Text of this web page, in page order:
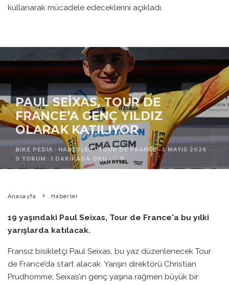
kullanarak mücadele edeceklerini açıkladı.
PAUL SEIXAS, TOUR DE
FRANCE’A GENÇ YILDIZ
OLARAK KATILIYOR
BIKE PEDIA · HABERLER TOUR DE FRANCE · 5 MAYIS 2026
0 YORUM
1 DAKIKADA OKU 0
Anasayfa Haberler
19 yaşındaki Paul Seixas, Tour de France'a bu yılki
yarışlarda katılacak.
Fransız bisikletçi Paul Seixas, bu yaz düzenlenecek Tour
de France’da start alacak. Yarışın direktörü Christian
Prudhomme, Seixas’ın genç yaşına rağmen büyük bir